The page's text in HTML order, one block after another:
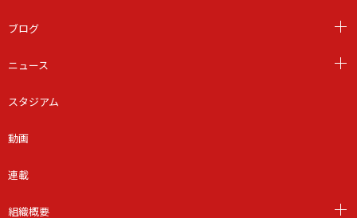
ブログ
ニュース
スタジアム
動画
連載
組織概要